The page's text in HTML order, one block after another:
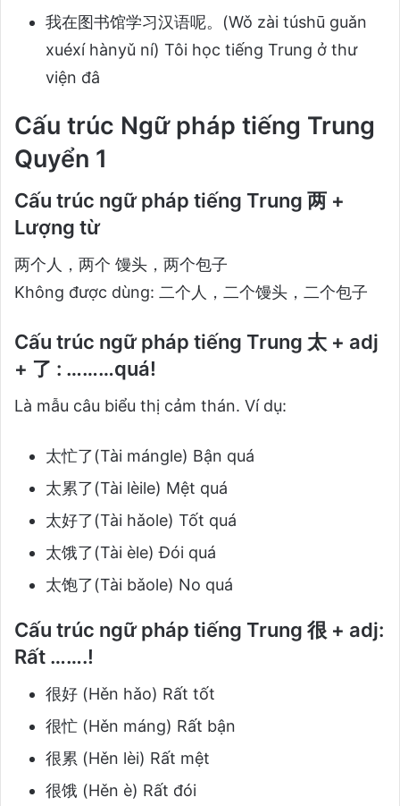
我在图书馆学习汉语呢。(Wǒ zài túshū guǎn
xuéxí hànyǔ ní) Tôi học tiếng Trung ở thư
viện đâ
Cấu trúc Ngữ pháp tiếng Trung
Quyển 1
Cấu trúc ngữ pháp tiếng Trung 两 +
Lượng từ
两个人，两个 馒头，两个包子
Không được dùng: 二个人，二个馒头，二个包子
Cấu trúc ngữ pháp tiếng Trung 太 + adj
+ 了 : ………quá!
Là mẫu câu biểu thị cảm thán. Ví dụ:
太忙了(Tài mángle) Bận quá
太累了(Tài lèile) Mệt quá
太好了(Tài hǎole) Tốt quá
太饿了(Tài èle) Đói quá
太饱了(Tài bǎole) No quá
Cấu trúc ngữ pháp tiếng Trung 很 + adj:
Rất …….!
很好 (Hěn hǎo) Rất tốt
很忙 (Hěn máng) Rất bận
很累 (Hěn lèi) Rất mệt
很饿 (Hěn è) Rất đói